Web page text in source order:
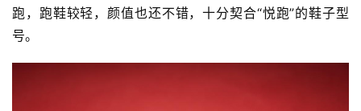
跑，跑鞋较轻，颜值也还不错，十分契合“悦跑”的鞋子型
号。